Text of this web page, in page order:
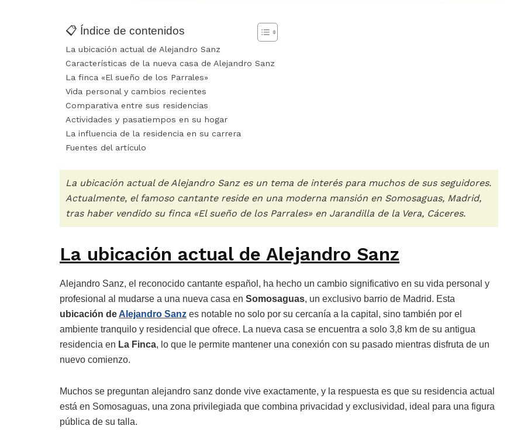
📋 Índice de contenidos
La ubicación actual de Alejandro Sanz
Características de la nueva casa de Alejandro Sanz
La finca «El sueño de los Parrales»
Vida personal y cambios recientes
Comparativa entre sus residencias
Actividades y pasatiempos en su hogar
La influencia de la residencia en su carrera
Fuentes del artículo
La ubicación actual de Alejandro Sanz es un tema de interés para muchos de sus seguidores.
Actualmente, el famoso cantante reside en una moderna mansión en Somosaguas, Madrid,
tras haber vendido su finca «El sueño de los Parrales» en Jarandilla de la Vera, Cáceres.
La ubicación actual de Alejandro Sanz
Alejandro Sanz, el reconocido cantante español, ha hecho un cambio significativo en su vida personal y
profesional al mudarse a una nueva casa en Somosaguas, un exclusivo barrio de Madrid. Esta
ubicación de Alejandro Sanz es notable no solo por su cercanía a la capital, sino también por el
ambiente tranquilo y residencial que ofrece. La nueva casa se encuentra a solo 3,8 km de su antigua
residencia en La Finca, lo que le permite mantener una conexión con su pasado mientras disfruta de un
nuevo comienzo.
Muchos se preguntan alejandro sanz donde vive exactamente, y la respuesta es que su residencia actual
está en Somosaguas, una zona privilegiada que combina privacidad y exclusividad, ideal para una figura
pública de su talla.